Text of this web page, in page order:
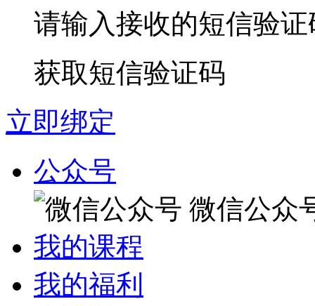
请输入接收的短信验证
获取短信验证码
立即绑定
公众号
微信公众
我的课程
我的福利